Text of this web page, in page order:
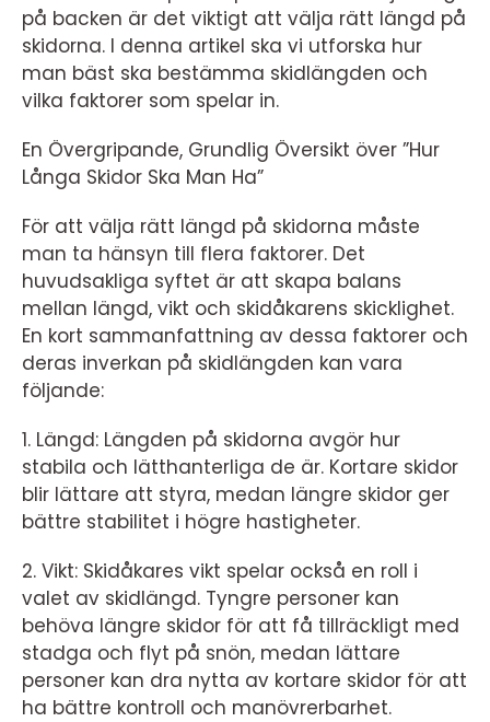
på backen är det viktigt att välja rätt längd på
skidorna. I denna artikel ska vi utforska hur
man bäst ska bestämma skidlängden och
vilka faktorer som spelar in.
En Övergripande, Grundlig Översikt över ”Hur
Långa Skidor Ska Man Ha”
För att välja rätt längd på skidorna måste
man ta hänsyn till flera faktorer. Det
huvudsakliga syftet är att skapa balans
mellan längd, vikt och skidåkarens skicklighet.
En kort sammanfattning av dessa faktorer och
deras inverkan på skidlängden kan vara
följande:
1. Längd: Längden på skidorna avgör hur
stabila och lätthanterliga de är. Kortare skidor
blir lättare att styra, medan längre skidor ger
bättre stabilitet i högre hastigheter.
2. Vikt: Skidåkares vikt spelar också en roll i
valet av skidlängd. Tyngre personer kan
behöva längre skidor för att få tillräckligt med
stadga och flyt på snön, medan lättare
personer kan dra nytta av kortare skidor för att
ha bättre kontroll och manövrerbarhet.